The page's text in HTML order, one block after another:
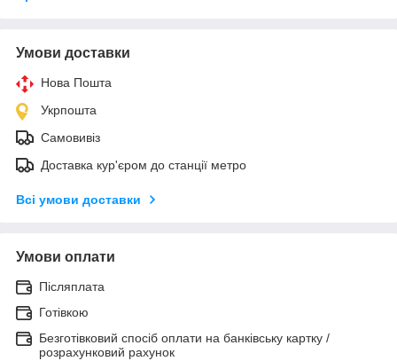
Умови доставки
Нова Пошта
Укрпошта
Самовивіз
Доставка кур'єром до станції метро
Всі умови доставки
Умови оплати
Післяплата
Готівкою
Безготівковий спосіб оплати на банківську картку /
розрахунковий рахунок